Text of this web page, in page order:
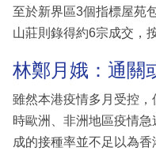
至於新界區3個指標屋苑
山莊則錄得約6宗成交，
林鄭月娥：通關
雖然本港疫情多月受控
時歐洲、非洲地區疫情
成的接種率並不足以為